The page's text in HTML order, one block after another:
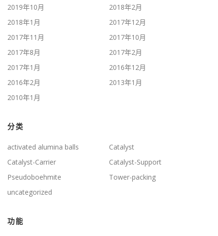
2019年10月
2018年2月
2018年1月
2017年12月
2017年11月
2017年10月
2017年8月
2017年2月
2017年1月
2016年12月
2016年2月
2013年1月
2010年1月
分类
activated alumina balls
Catalyst
Catalyst-Carrier
Catalyst-Support
Pseudoboehmite
Tower-packing
uncategorized
功能